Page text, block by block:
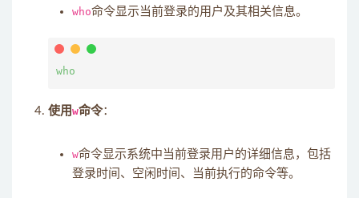
who命令显示当前登录的用户及其相关信息。
使用w命令：
w命令显示系统中当前登录用户的详细信息，包括
登录时间、空闲时间、当前执行的命令等。